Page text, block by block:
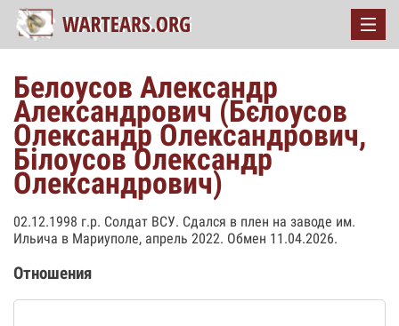
Белоусов Александр
Александрович (Бєлоусов
Олександр Олександрович,
Білоусов Олександр
Олександрович)
02.12.1998 г.р. Солдат ВСУ. Сдался в плен на заводе им.
Ильича в Мариуполе, апрель 2022. Обмен 11.04.2026.
Отношения